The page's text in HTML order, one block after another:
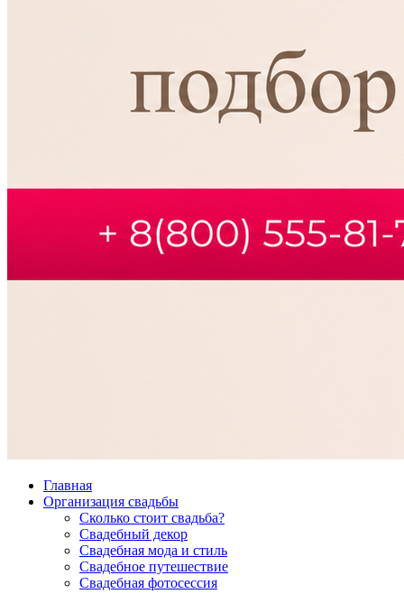
Главная
Организация свадьбы
Сколько стоит свадьба?
Свадебный декор
Свадебная мода и стиль
Свадебное путешествие
Свадебная фотосессия